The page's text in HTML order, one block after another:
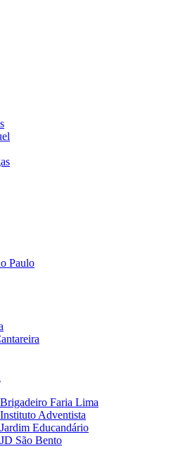
Paulo
Faria Lima
Adventista
Educandário
São Bento